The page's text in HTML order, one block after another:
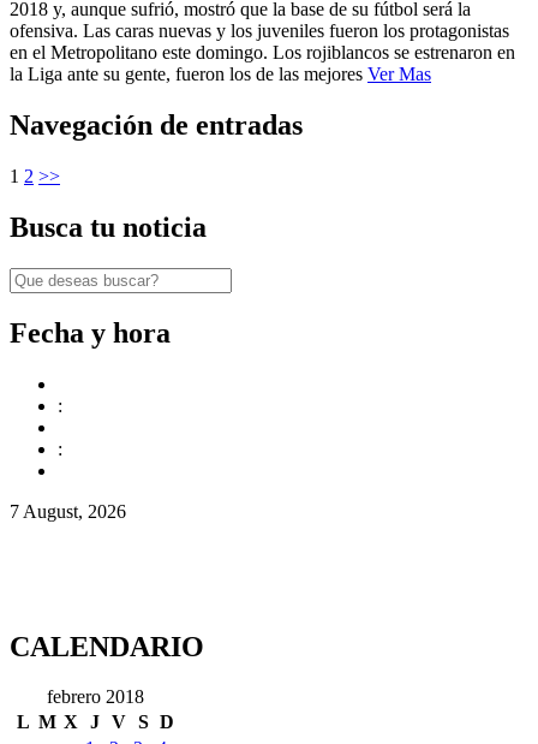
2018 y, aunque sufrió, mostró que la base de su fútbol será la
ofensiva. Las caras nuevas y los juveniles fueron los protagonistas
en el Metropolitano este domingo. Los rojiblancos se estrenaron en
la Liga ante su gente, fueron los de las mejores Ver Mas
Navegación de entradas
1 2 >>
Busca tu noticia
Fecha y hora
:
:
7 August, 2026
CALENDARIO
febrero 2018
L M X J V S D